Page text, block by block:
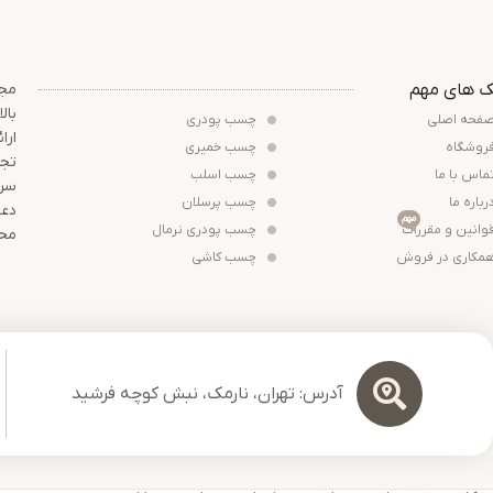
های مهم
اصلی
با ما
ما
و مقررات
مهم
در فروش
چسب پودری
چسب خمیری
چسب اسلب
چسب پرسلان
چسب پودری نرمال
چسب کاشی
آدرس: تهران، نارمک، نبش کوچه فرشید